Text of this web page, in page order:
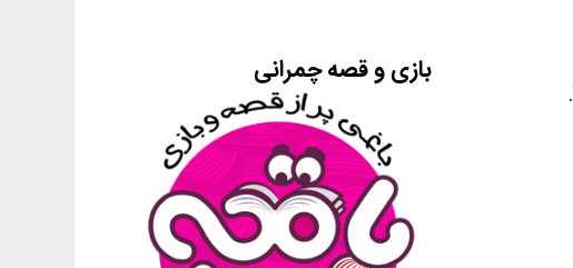
.
بازی و قصه چمرانی